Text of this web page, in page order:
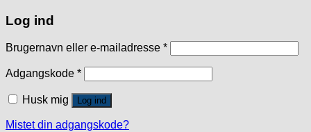
Log ind
Brugernavn eller e-mailadresse *
Adgangskode *
Husk mig Log ind
Mistet din adgangskode?